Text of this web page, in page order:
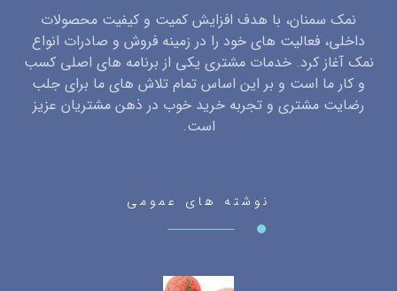
نمک سمنان، با هدف افزایش کمیت و کیفیت محصولات
داخلی، فعالیت های خود را در زمینه فروش و صادرات انواع
نمک آغاز کرد. خدمات مشتری یکی از برنامه های اصلی کسب
و کار ما است و بر این اساس تمام تلاش های ما برای جلب
رضایت مشتری و تجربه خرید خوب در ذهن مشتریان عزیز
است.
نوشته های عمومی